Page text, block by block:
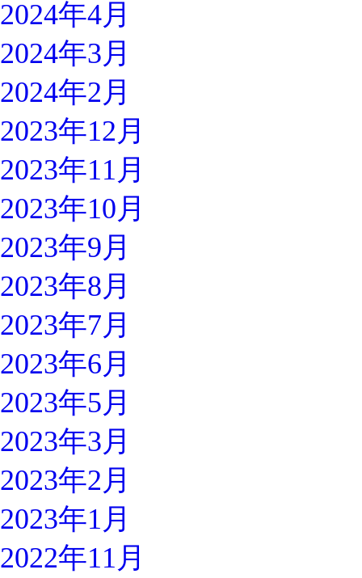
2024年4月
2024年3月
2024年2月
2023年12月
2023年11月
2023年10月
2023年9月
2023年8月
2023年7月
2023年6月
2023年5月
2023年3月
2023年2月
2023年1月
2022年11月